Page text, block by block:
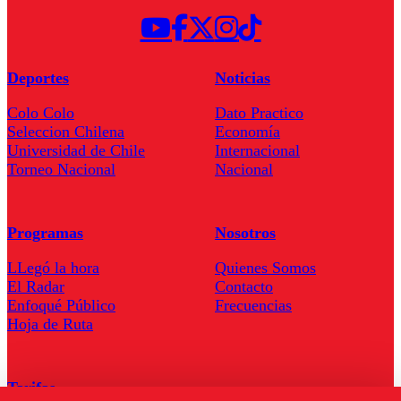
Deportes
Colo Colo
Seleccion Chilena
Universidad de Chile
Torneo Nacional
Noticias
Dato Practico
Economía
Internacional
Nacional
Programas
LLegó la hora
El Radar
Enfoqué Público
Hoja de Ruta
Nosotros
Quienes Somos
Contacto
Frecuencias
Tarifas